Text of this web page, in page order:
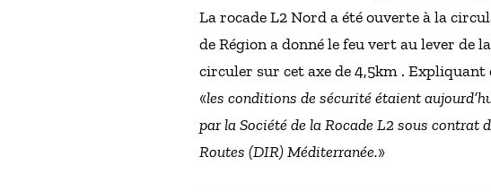
La rocade L2 Nord a été ouverte à la
de Région a donné le feu vert au lever de
circuler sur cet axe de 4,5km .
«les conditions de sécurité étaient
par la Société de la Rocade L2 sous
Routes (DIR) Méditerranée.»